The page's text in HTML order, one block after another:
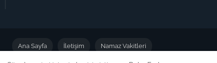
Ana Sayfa İletişim Namaz Vakitleri